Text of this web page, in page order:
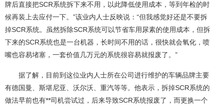
牌后直接把SCR系统拆下来不用，以此降低使用成本，等到年检的时
候再装上去应付一下。”该业内人士反映说：“但我感觉好还是不要拆
掉SCR系统。虽然拆除SCR系统可以节省车用尿素的使用成本，但拆
下来的SCR系统也是一台机器，长时间不用的话，很快就会氧化，喷
嘴也容易堵塞，一套价值几万元的系统很容易就报废了。”
据了解，目前到这位业内人士所在公司进行维护的车辆品牌主要
有德国曼、斯堪尼亚、沃尔沃、重汽等等。他表示，拆掉SCR系统的
做法早前也有**司机尝试过，后来导致SCR系统报废了，而更换一个